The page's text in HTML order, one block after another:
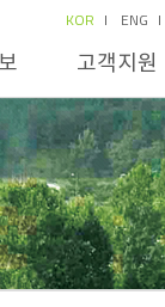
KOR ENG
고객지원